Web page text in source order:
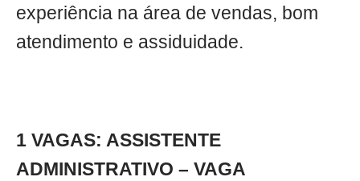
experiência na área de vendas, bom
atendimento e assiduidade.
1 VAGAS: ASSISTENTE
ADMINISTRATIVO – VAGA